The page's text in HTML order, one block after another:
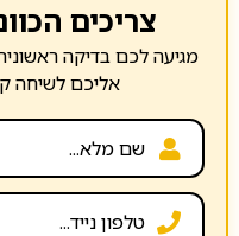
צריכים
מגיעה לכם בדיקה
אליכם לשיחה